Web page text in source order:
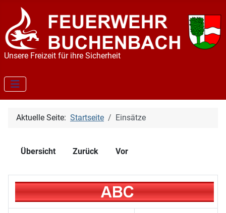
Unsere Freizeit für ihre Sicherheit
Aktuelle Seite: Startseite Einsätze
Übersicht Zurück Vor